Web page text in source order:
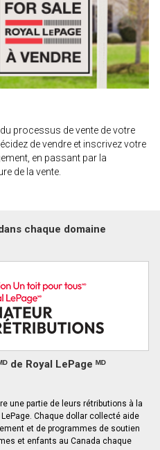
processus de vente de votre
de vendre et inscrivez votre
en passant par la
de la vente.
chaque domaine
de Royal LePage ᴹᴰ
une partie de leurs rétributions à la
Chaque dollar collecté aide
et de programmes de soutien
et enfants au Canada chaque